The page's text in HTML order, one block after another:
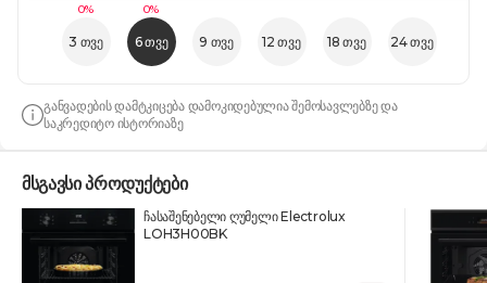
0%
3 თვე
0%
6 თვე 9 თვე 12 თვე 18 თვე 24 თვე
განვადების დამტკიცება დამოკიდებულია შემოსავლებზე და
საკრედიტო ისტორიაზე
მსგავსი პროდუქტები
ჩასაშენებელი ღუმელი Electrolux
LOH3H00BK